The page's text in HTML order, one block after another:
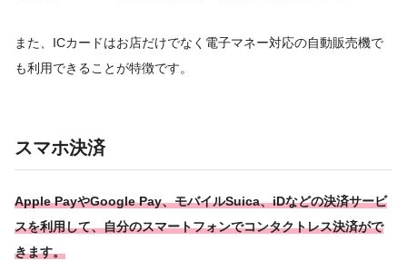
また、ICカードはお店だけでなく電子マネー対応の自動販売機で
も利用できることが特徴です。
スマホ決済
Apple PayやGoogle Pay、モバイルSuica、iDなどの決済サービ
スを利用して、自分のスマートフォンでコンタクトレス決済がで
きます。